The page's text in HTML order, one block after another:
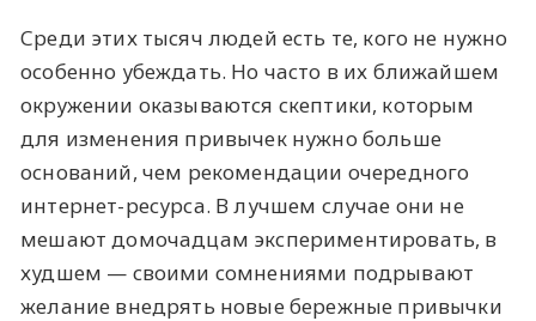
Среди этих тысяч людей есть те, кого не нужно
особенно убеждать. Но часто в их ближайшем
окружении оказываются скептики, которым
для изменения привычек нужно больше
оснований, чем рекомендации очередного
интернет-ресурса. В лучшем случае они не
мешают домочадцам экспериментировать, в
худшем — своими сомнениями подрывают
желание внедрять новые бережные привычки